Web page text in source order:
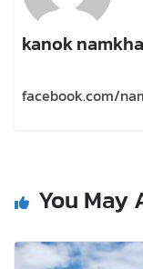
kanok
facebook.com/
You May